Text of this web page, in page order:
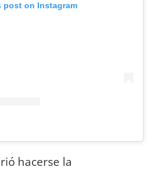
post on Instagram
hacerse la